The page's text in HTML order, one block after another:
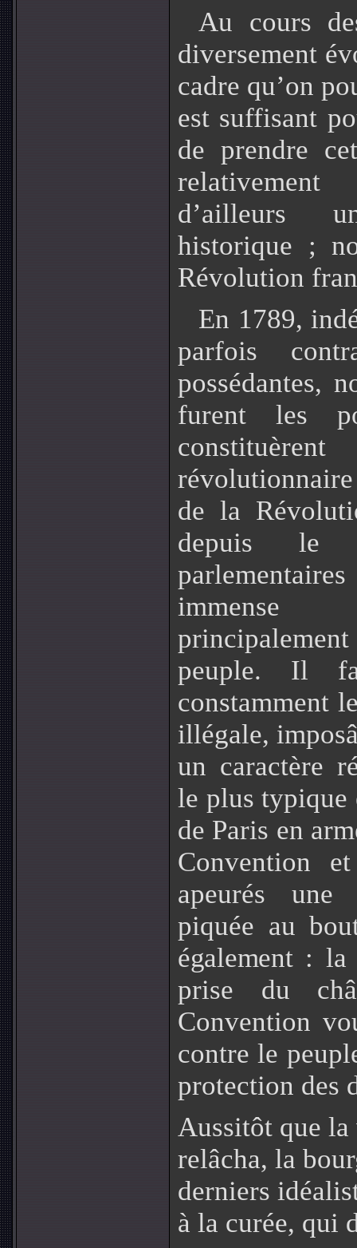
Au cours
diversement
cadre qu’on
est suffisant
de prendre
d’ailleurs
historique ;
Révolution
En 1789,
parfois
possédantes,
furent les
de la
depuis le
immense
peuple. Il
constamment
illégale,
un caractère
le plus typique
de Paris en
Convention
apeurés une
piquée au
également : la
prise du
Convention
contre le
protection des
Aussitôt que
relâcha, la
derniers
à la curée, qui